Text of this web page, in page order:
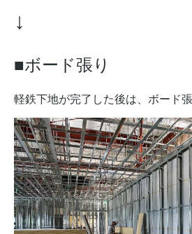
↓
■ボード張り
軽鉄下地が完了した後は、ボード